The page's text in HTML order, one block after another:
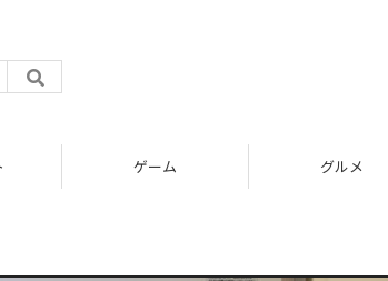
ゲーム グルメ